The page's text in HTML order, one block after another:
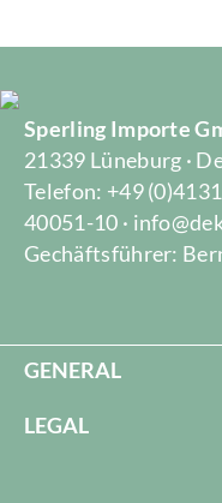
Sperling Importe
21339 Lüneburg ·
Telefon: +49
40051-10 ·
Gechäftsführer:
GENERAL
LEGAL